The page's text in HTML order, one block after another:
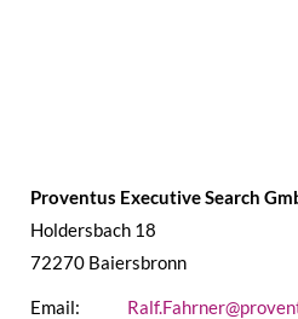
Proventus Executive Search
Holdersbach 18
72270 Baiersbronn
Email: